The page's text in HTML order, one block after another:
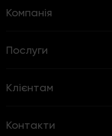
Компанія
Послуги
Клієнтам
Контакти